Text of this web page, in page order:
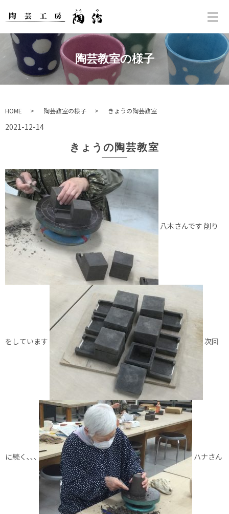
陶芸教室の様子
HOME 陶芸教室の様子 きょうの陶芸教室
2021-12-14
きょうの陶芸教室
八木さんです 削り
をしています 次回
に続く､､､ ハナさん